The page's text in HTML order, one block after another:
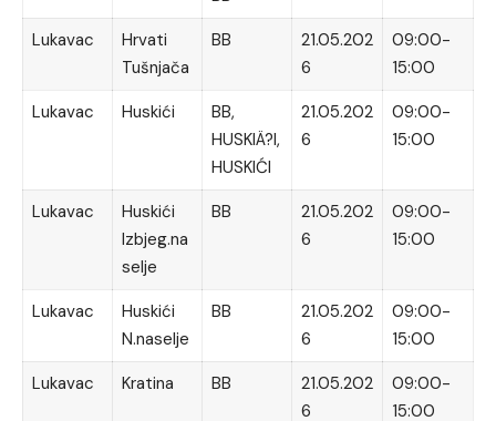
Lukavac
Hrvati
Tušnjača
BB
21.05.202
6
09:00-
15:00
Lukavac
Huskići
BB,
HUSKIÄ?I,
HUSKIĆI
21.05.202
6
09:00-
15:00
Lukavac
Huskići
Izbjeg.na
selje
BB
21.05.202
6
09:00-
15:00
Lukavac
Huskići
N.naselje
BB
21.05.202
6
09:00-
15:00
Lukavac
Kratina BB
21.05.202
6
09:00-
15:00